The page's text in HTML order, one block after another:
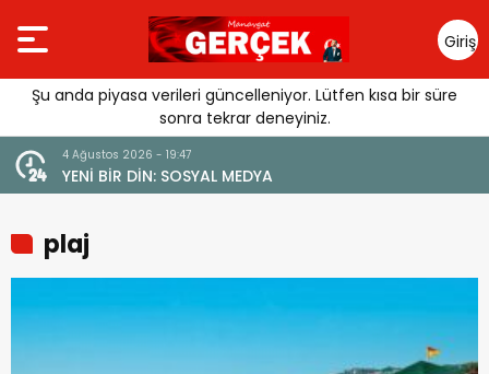
Giriş
Yap
Şu anda piyasa verileri güncelleniyor. Lütfen kısa bir süre
sonra tekrar deneyiniz.
4 Ağustos 2026 - 19:47
YENİ BİR DİN: SOSYAL MEDYA
plaj